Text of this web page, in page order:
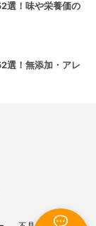
選！味や栄養価の
選！無添加・アレ